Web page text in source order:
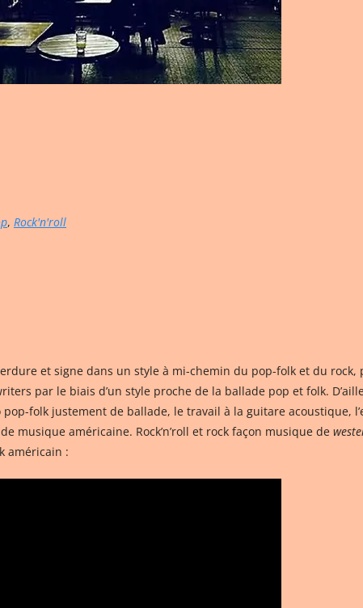
, Rock'n'roll
et signe dans un style à mi-chemin du pop-folk et du
par le biais d’un style proche de la ballade pop et folk.
folk justement de ballade, le travail à la guitare acoustique,
américaine. Rock’n’roll et rock façon musique de
américain :